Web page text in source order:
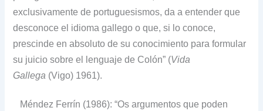
exclusivamente de portuguesismos, da a entender que
desconoce el idioma gallego o que, si lo conoce,
prescinde en absoluto de su conocimiento para formular
su juicio sobre el lenguaje de Colón” (Vida
Gallega (Vigo) 1961).
Méndez Ferrín (1986): “Os argumentos que poden